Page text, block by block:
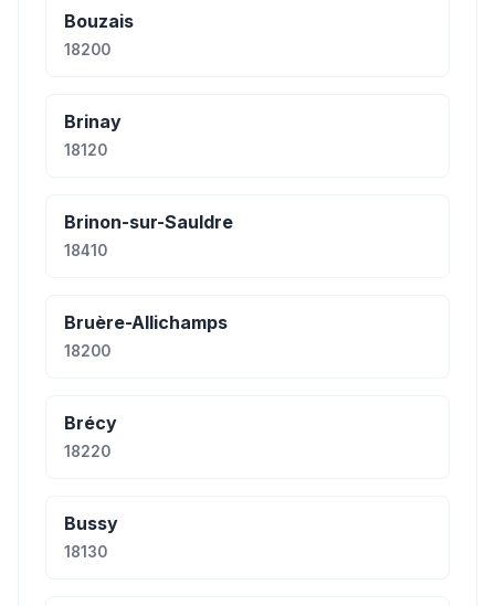
Bouzais
18200
Brinay
18120
Brinon-sur-Sauldre
18410
Bruère-Allichamps
18200
Brécy
18220
Bussy
18130